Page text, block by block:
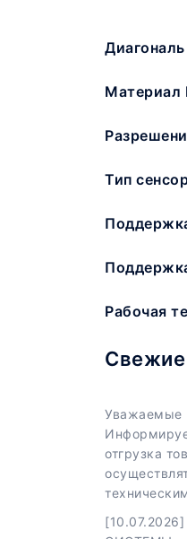
Материал
Тип
Рабочая
Свежие
Уважаемые
отгрузка